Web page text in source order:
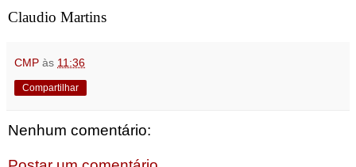
Claudio Martins
CMP às 11:36
Compartilhar
Nenhum comentário: